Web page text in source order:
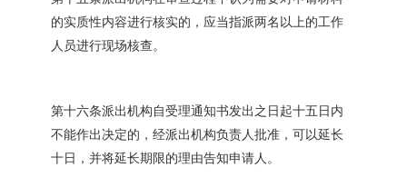
的实质性内容进行核实的，应当指派两名以上的工作
人员进行现场核查。
第十六条派出机构自受理通知书发出之日起十五日内
不能作出决定的，经派出机构负责人批准，可以延长
十日，并将延长期限的理由告知申请人。